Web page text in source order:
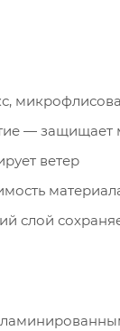
— защищает
ветер
слой